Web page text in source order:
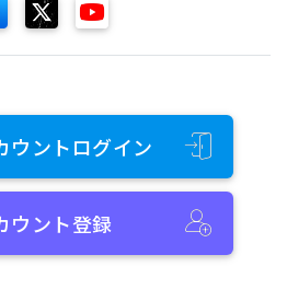
ウントログイン
ウント登録